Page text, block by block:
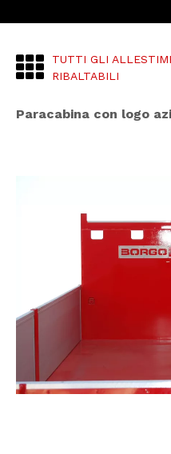
TUTTI GLI
RIBALTABILI
Paracabina con logo